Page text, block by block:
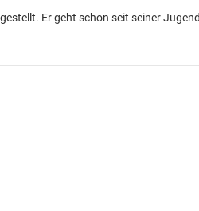
Er geht schon seit seiner